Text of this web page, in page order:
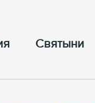
Cвятыни